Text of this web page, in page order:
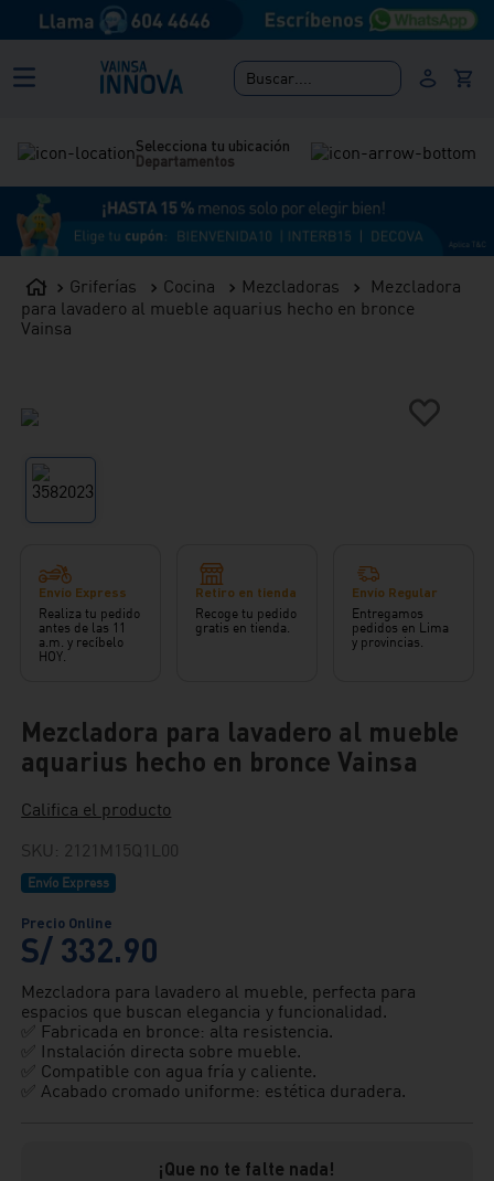
Buscar....
Selecciona tu ubicación
Departamentos
Griferías Cocina Mezcladoras
Mezcladora
para lavadero al mueble aquarius hecho en bronce
Vainsa
Envío Express
Realiza tu pedido
antes de las 11
a.m. y recíbelo
HOY.
Retiro en tienda
Recoge tu pedido
gratis en tienda.
Envío Regular
Entregamos
pedidos en Lima
y provincias.
Mezcladora para lavadero al mueble
aquarius hecho en bronce Vainsa
Califica el producto
SKU : 2121M15Q1L00
Envío Express
S/ 332.90
Mezcladora para lavadero al mueble, perfecta para
espacios que buscan elegancia y funcionalidad.
✅ Fabricada en bronce: alta resistencia.
✅ Instalación directa sobre mueble.
✅ Compatible con agua fría y caliente.
✅ Acabado cromado uniforme: estética duradera.
¡Que no te falte nada!